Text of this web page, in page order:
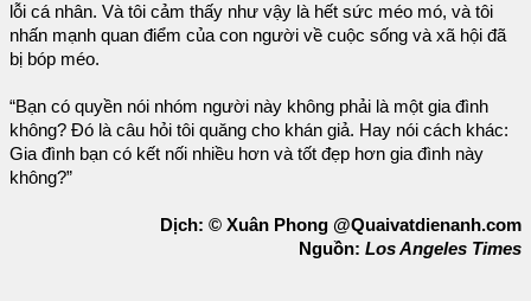
lỗi cá nhân. Và tôi cảm thấy như vậy là hết sức méo mó, và tôi
nhấn mạnh quan điểm của con người về cuộc sống và xã hội đã
bị bóp méo.
“Bạn có quyền nói nhóm người này không phải là một gia đình
không? Đó là câu hỏi tôi quăng cho khán giả. Hay nói cách khác:
Gia đình bạn có kết nối nhiều hơn và tốt đẹp hơn gia đình này
không?”
Dịch: © Xuân Phong @Quaivatdienanh.com
Nguồn: Los Angeles Times